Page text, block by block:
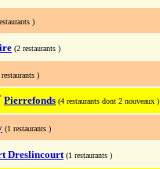
)
(2 restaurants )
)
Pierrefonds (4 restaurants dont 2 nouveaux )
(1 restaurants )
Dreslincourt (1 restaurants )